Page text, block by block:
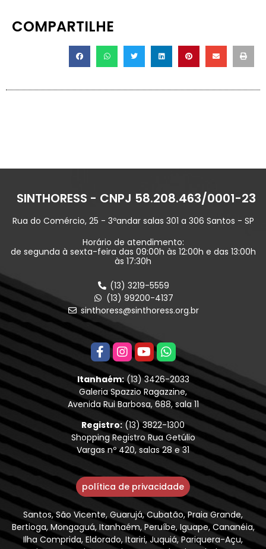
COMPARTILHE
SINTHORESS - CNPJ 58.208.463/0001-23
Rua do Comércio, 25 - 3ºandar salas 301 a 306 Santos - SP
Horário de atendimento:
de segunda à sexta-feira das 09:00h às 12:00h e das 13:00h
às 17:30h
(13) 3219-5559
(13) 99200-4137
sinthoress@sinthoress.org.br
Itanhaém:(13) 3426-2033
Galeria Spazzio Ragazzine,
Avenida Rui Barbosa, 688, sala 11
Registro:(13) 3822-1300
Shopping Registro Rua Getúlio
Vargas nº 420, salas 28 e 31
política de privacidade
Santos, São Vicente, Guarujá, Cubatão, Praia Grande,
Bertioga, Mongaguá, Itanhaém, Peruíbe, Iguape, Cananéia,
Ilha Comprida, Eldorado, Itariri, Juquiá, Pariquera-Açu,